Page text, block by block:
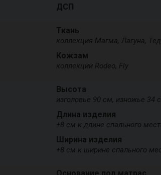
ДСП
Ткань
коллекция Магма, Лагуна,
Кожзам
коллекции Rodeo, Fly
Высота
изголовье 90 см, изножье 34
Длина изделия
+8 см к длине спального
Ширина изделия
+8 см к ширине спального